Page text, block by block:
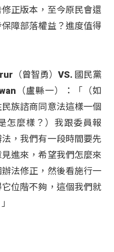
正版本，至今原民會還
障部落權益？進度值得
（曾智勇）VS. 國民黨
（盧縣一）：「（如
族諮商同意法這樣一個
怎麼樣？）我跟委員報
，我們有一段時間要先
進來，希望我們怎麼來
法修正，然後看施行一
位階不夠，這個我們就